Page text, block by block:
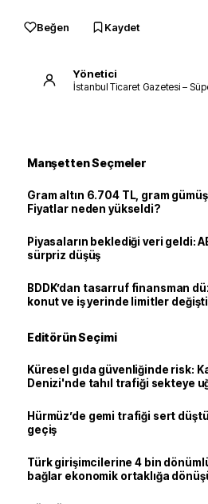
Beğen Kaydet
Yönetici
İstanbul Ticaret Gazetesi –
Manşetten Seçmeler
Gram altın 6.704 TL, gram
Fiyatlar neden yükseldi?
Piyasaların beklediği veri geldi:
sürpriz düşüş
BDDK’dan tasarruf finansman
konut ve iş yerinde limitler değişti
Editörün Seçimi
Küresel gıda güvenliğinde risk:
Denizi'nde tahıl trafiği sekteye
Hürmüz’de gemi trafiği sert
geçiş
Türk girişimcilerine 4 bin
bağlar ekonomik ortaklığa